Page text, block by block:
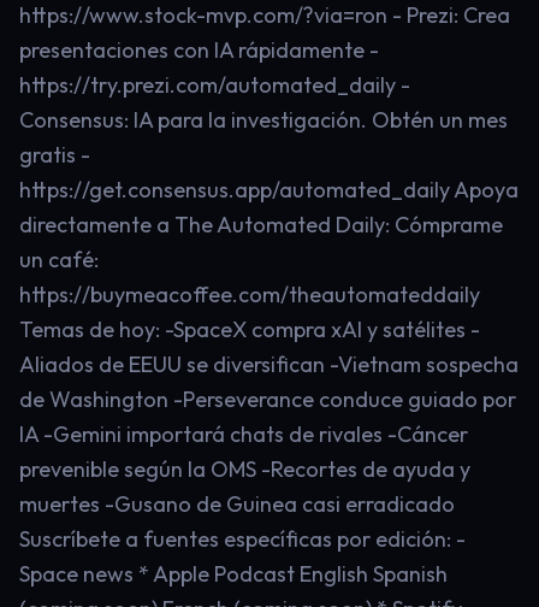
https://www.stock-mvp.com/?via=ron - Prezi: Crea
presentaciones con IA rápidamente -
https://try.prezi.com/automated_daily -
Consensus: IA para la investigación. Obtén un mes
gratis -
https://get.consensus.app/automated_daily Apoya
directamente a The Automated Daily: Cómprame
un café:
https://buymeacoffee.com/theautomateddaily
Temas de hoy: -SpaceX compra xAI y satélites -
Aliados de EEUU se diversifican -Vietnam sospecha
de Washington -Perseverance conduce guiado por
IA -Gemini importará chats de rivales -Cáncer
prevenible según la OMS -Recortes de ayuda y
muertes -Gusano de Guinea casi erradicado
Suscríbete a fuentes específicas por edición: -
Space news * Apple Podcast English Spanish